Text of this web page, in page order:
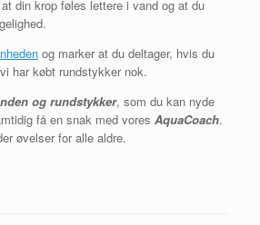
din krop føles lettere i vand og at du
og marker at du deltager, hvis du
har købt rundstykker nok.
og rundstykker, som du kan nyde
få en snak med vores AquaCoach.
øvelser for alle aldre.